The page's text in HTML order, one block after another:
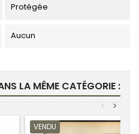
Protégée
Aucun
LA MÊME CATÉGORIE :
>
<
VENDU